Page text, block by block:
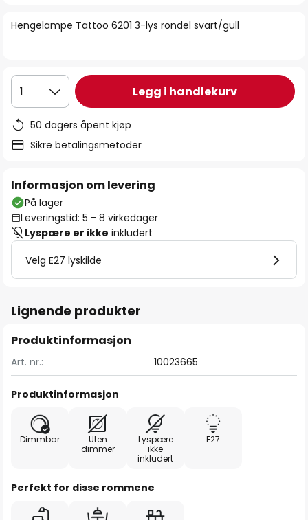
Hengelampe Tattoo 6201 3-lys rondel svart/gull
1 Legg i handlekurv
50 dagers åpent kjøp
Sikre betalingsmetoder
Informasjon om levering
På lager
Leveringstid: 5 - 8 virkedager
Lyspære er ikke inkludert
Velg E27 lyskilde
Lignende produkter
Produktinformasjon
Art. nr.: 10023665
Produktinformasjon
Dimmbar
Uten
dimmer
Lyspære
ikke
inkludert
E27
Perfekt for disse rommene